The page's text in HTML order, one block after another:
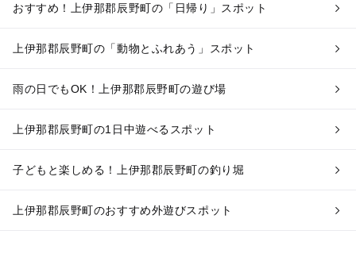
おすすめ！上伊那郡辰野町の「日帰り」スポット
上伊那郡辰野町の「動物とふれあう」スポット
雨の日でもOK！上伊那郡辰野町の遊び場
上伊那郡辰野町の1日中遊べるスポット
子どもと楽しめる！上伊那郡辰野町の釣り堀
上伊那郡辰野町のおすすめ外遊びスポット